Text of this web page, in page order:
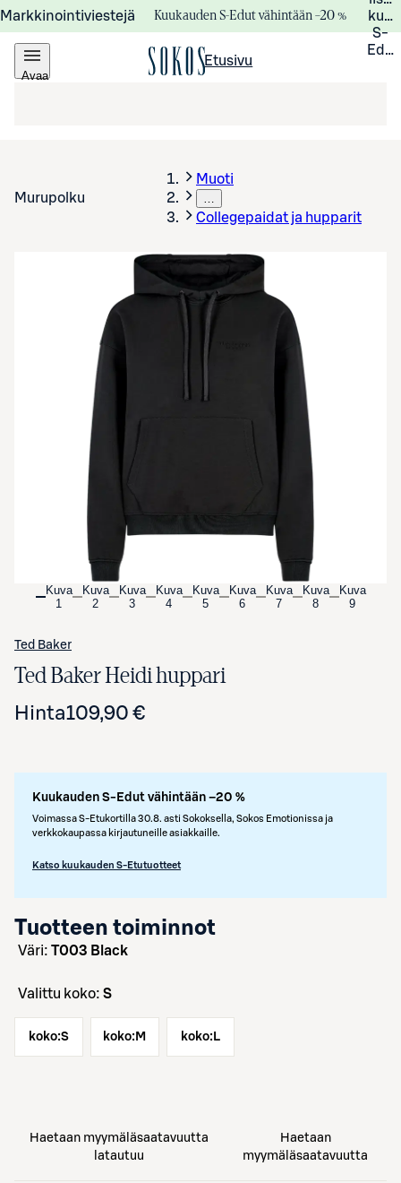
Markkinointiviestejä Kuukauden S-Edut vähintään –20 %
S-
Avaa
Etusivu
Murupolku
Muoti
…
Collegepaidat ja hupparit
Kuva
1
Kuva
2
Kuva
3
Kuva
4
Kuva
5
Kuva
6
Kuva
7
Kuva
8
Kuva
9
Ted Baker
Ted Baker Heidi huppari
Hinta109,90 €
Kuukauden S-Edut vähintään –20 %
Voimassa S-Etukortilla 30.8. asti Sokoksella, Sokos Emotionissa ja
verkkokaupassa kirjautuneille asiakkaille.
Katso kuukauden S-Etutuotteet
Tuotteen toiminnot
väri: T003 Black
Valittu koko: S
koko:S koko: M koko: L
Haetaan myymäläsaatavuutta
latautuu
Haetaan
myymäläsaatavuutta